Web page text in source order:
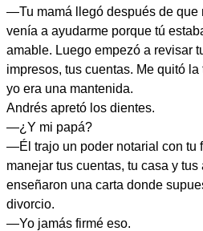
—Tu mamá llegó después de que
venía a ayudarme porque tú
amable. Luego empezó a revisar
impresos, tus cuentas. Me quitó
yo era una mantenida.
Andrés apretó los dientes.
—¿Y mi papá?
—Él trajo un poder notarial con tu
manejar tus cuentas, tu casa y
enseñaron una carta donde
divorcio.
—Yo jamás firmé eso.